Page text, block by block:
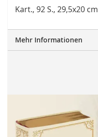
Kart., 92 S., 29,5x20 cm
Mehr Informationen